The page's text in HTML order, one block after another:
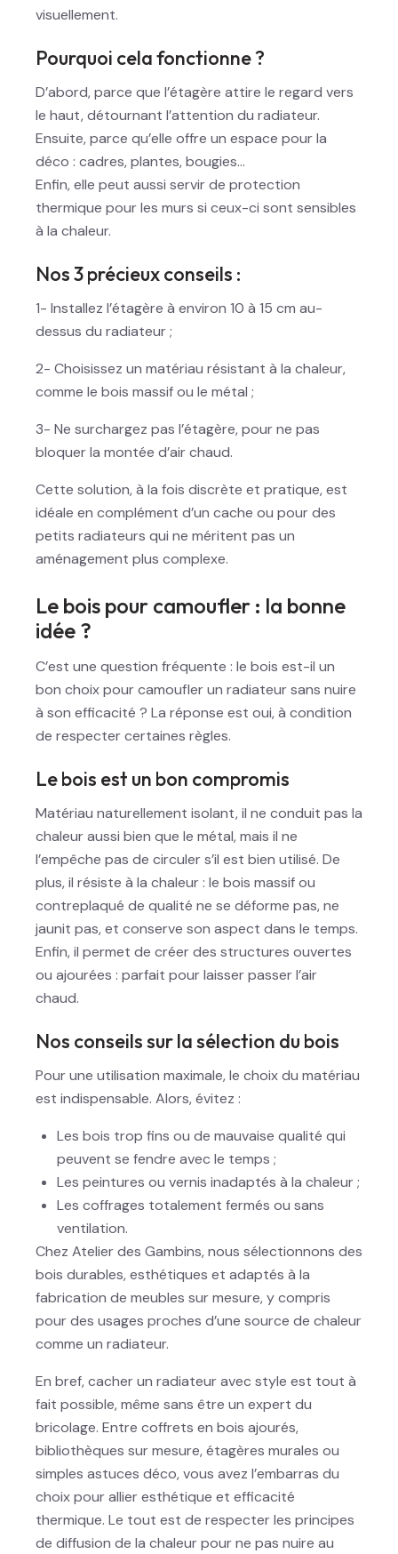
visuellement.
Pourquoi cela fonctionne ?
D’abord, parce que l’étagère attire le regard vers
le haut, détournant l’attention du radiateur.
Ensuite, parce qu’elle offre un espace pour la
déco : cadres, plantes, bougies…
Enfin, elle peut aussi servir de protection
thermique pour les murs si ceux-ci sont sensibles
à la chaleur.
Nos 3 précieux conseils :
1- Installez l’étagère à environ 10 à 15 cm au-
dessus du radiateur ;
2- Choisissez un matériau résistant à la chaleur,
comme le bois massif ou le métal ;
3- Ne surchargez pas l’étagère, pour ne pas
bloquer la montée d’air chaud.
Cette solution, à la fois discrète et pratique, est
idéale en complément d’un cache ou pour des
petits radiateurs qui ne méritent pas un
aménagement plus complexe.
Le bois pour camoufler : la bonne
idée ?
C’est une question fréquente : le bois est-il un
bon choix pour camoufler un radiateur sans nuire
à son efficacité ? La réponse est oui, à condition
de respecter certaines règles.
Le bois est un bon compromis
Matériau naturellement isolant, il ne conduit pas la
chaleur aussi bien que le métal, mais il ne
l’empêche pas de circuler s’il est bien utilisé. De
plus, il résiste à la chaleur : le bois massif ou
contreplaqué de qualité ne se déforme pas, ne
jaunit pas, et conserve son aspect dans le temps.
Enfin, il permet de créer des structures ouvertes
ou ajourées : parfait pour laisser passer l’air
chaud.
Nos conseils sur la sélection du bois
Pour une utilisation maximale, le choix du matériau
est indispensable. Alors, évitez :
Les bois trop fins ou de mauvaise qualité qui
peuvent se fendre avec le temps ;
Les peintures ou vernis inadaptés à la chaleur ;
Les coffrages totalement fermés ou sans
ventilation.
Chez Atelier des Gambins, nous sélectionnons des
bois durables, esthétiques et adaptés à la
fabrication de meubles sur mesure, y compris
pour des usages proches d’une source de chaleur
comme un radiateur.
En bref, cacher un radiateur avec style est tout à
fait possible, même sans être un expert du
bricolage. Entre coffrets en bois ajourés,
bibliothèques sur mesure, étagères murales ou
simples astuces déco, vous avez l’embarras du
choix pour allier esthétique et efficacité
thermique. Le tout est de respecter les principes
de diffusion de la chaleur pour ne pas nuire au